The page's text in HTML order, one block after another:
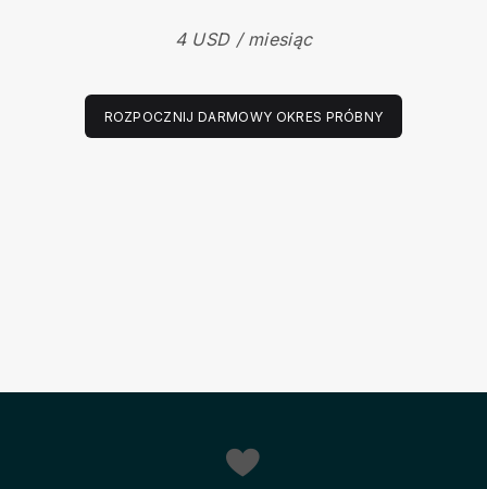
4 USD / miesiąc
ROZPOCZNIJ DARMOWY OKRES PRÓBNY